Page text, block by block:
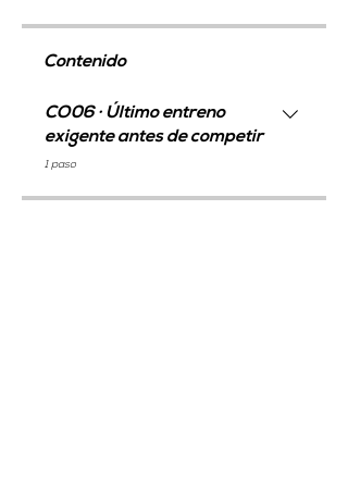
Contenido
CO06 · Último entreno
exigente antes de competir
.
1 paso